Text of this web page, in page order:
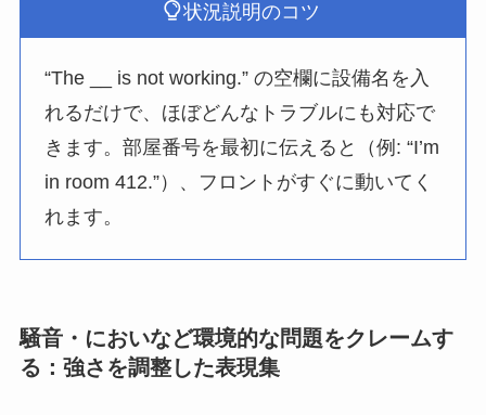
状況説明のコツ
“The __ is not working.” の空欄に設備名を入
れるだけで、ほぼどんなトラブルにも対応で
きます。部屋番号を最初に伝えると（例: “I’m
in room 412.”）、フロントがすぐに動いてく
れます。
騒音・においなど環境的な問題をクレームす
る：強さを調整した表現集